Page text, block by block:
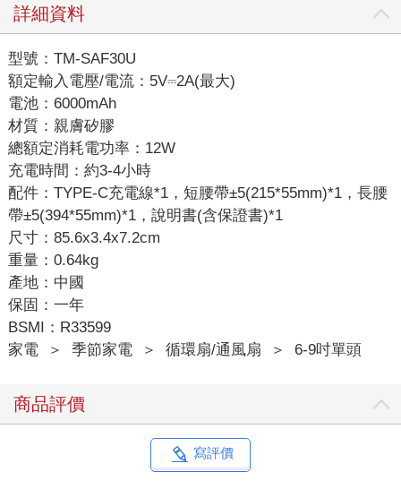
詳細資料
型號：TM-SAF30U
額定輸入電壓/電流：5V⎓2A(最大)
電池：6000mAh
材質：親膚矽膠
總額定消耗電功率：12W
充電時間：約3-4小時
配件：TYPE-C充電線*1，短腰帶±5(215*55mm)*1，長腰
帶±5(394*55mm)*1，說明書(含保證書)*1
尺寸：85.6x3.4x7.2cm
重量：0.64kg
產地：中國
保固：一年
BSMI：R33599
家電
＞ 季節家電 ＞ 循環扇/通風扇 ＞ 6-9吋單頭
商品評價
寫評價